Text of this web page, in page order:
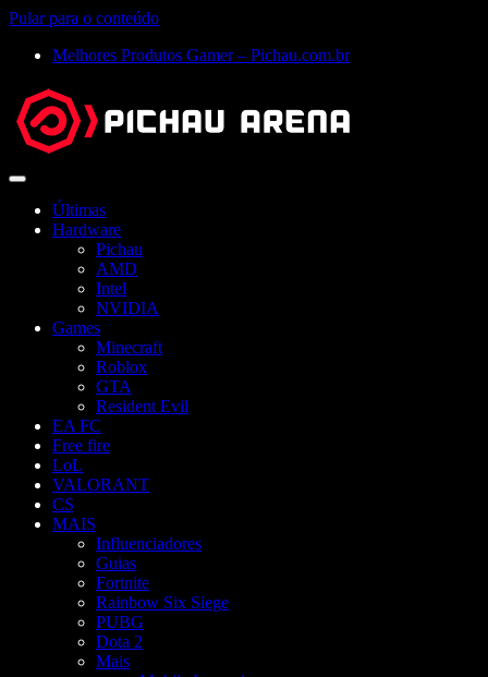
Pular para o conteúdo
Melhores Produtos Gamer – Pichau.com.br
Abrir
Últimas
Hardware
Pichau
AMD
Intel
NVIDIA
Games
Minecraft
Roblox
GTA
Resident Evil
EA FC
Free fire
LoL
VALORANT
CS
MAIS
Influenciadores
Guias
Fortnite
Rainbow Six Siege
PUBG
Dota 2
Mais